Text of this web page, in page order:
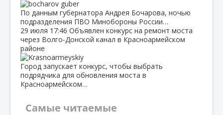
По данным губернатора Андрея Бочарова, ночью
подразделения ПВО Минобороны России…
29 июля 17:46 Объявлен конкурс на ремонт моста
через Волго‑Донской канал в Красноармейском
районе
Город запускает конкурс, чтобы выбрать
подрядчика для обновления моста в
Красноармейском…
Самые читаемые